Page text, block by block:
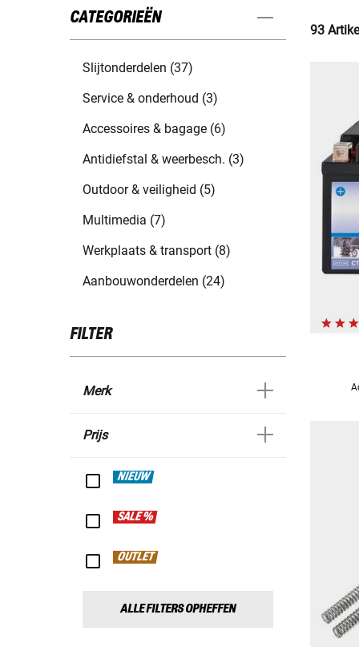
CATEGORIEËN
Slijtonderdelen (37)
Service & onderhoud (3)
Accessoires & bagage (6)
Antidiefstal & weerbesch. (3)
Outdoor & veiligheid (5)
Multimedia (7)
Werkplaats & transport (8)
Aanbouwonderdelen (24)
FILTER
Merk
Prijs
NIEUW
SALE %
OUTLET
ALLE FILTERS OPHEFFEN
93